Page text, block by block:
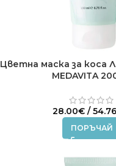
Цветна маска за коса
MEDAVITA
28.00€ /
ПОРЪЧАЙ